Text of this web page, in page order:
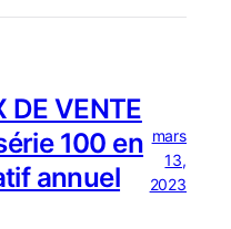
DE VENTE
100 en
annuel
mars
13,
2023